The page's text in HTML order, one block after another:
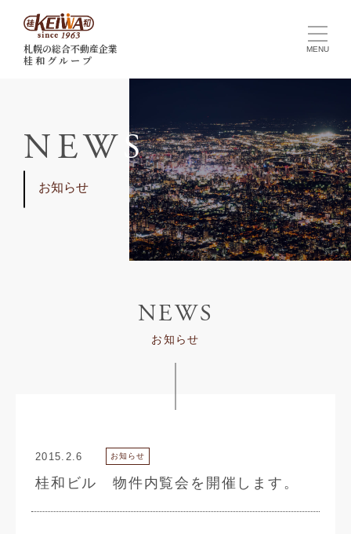
札幌の総合不動産企業
桂 和 グ ル ー プ
NEW S
お知らせ
NEWS
お知らせ
2015.2.6 お知らせ
桂和ビル 物件内覧会を開催します。